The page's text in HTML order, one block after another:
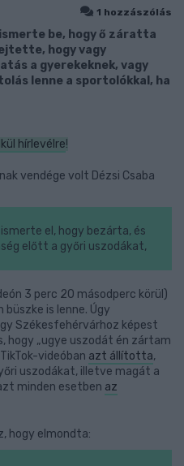
1 hozzászólás
be, hogy ő záratta
hogy vagy
a gyerekeknek, vagy
lenne a sportolókkal, ha
hírlevélre!
vendége volt Dézsi Csaba
el, hogy bezárta, és
előtt a győri uszodákat,
3 perc 20 másodperc körül)
is lenne. Úgy
Székesfehérvárhoz képest
hogy „ugye uszodát én zártam
videóban azt állította,
uszodákat, illetve magát a
minden esetben az
hogy elmondta: